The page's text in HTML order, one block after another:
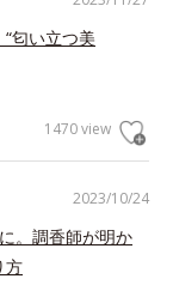
匂い立つ美
1470 view
2023/10/24
。調香師が明か
方